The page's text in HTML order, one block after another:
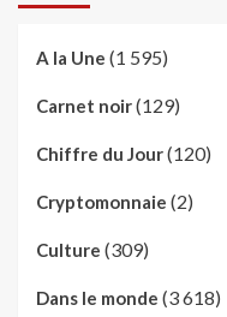
A la Une (1 595)
Carnet noir(129)
Chiffre du Jour(120)
Cryptomonnaie (2)
Culture (309)
Dans le monde (3 618)